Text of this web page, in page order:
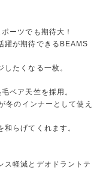
ーツでも期待大！
躍が期待できるBEAMS
たくなる一枚。
ベア天竺を採用。
冬のインナーとして使え
らげてくれます。
ス軽減とデオドラントテ